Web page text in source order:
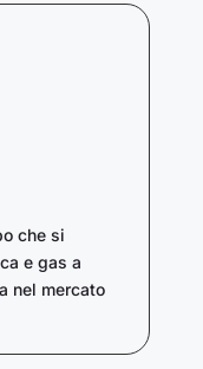
che si
e gas a
nel mercato